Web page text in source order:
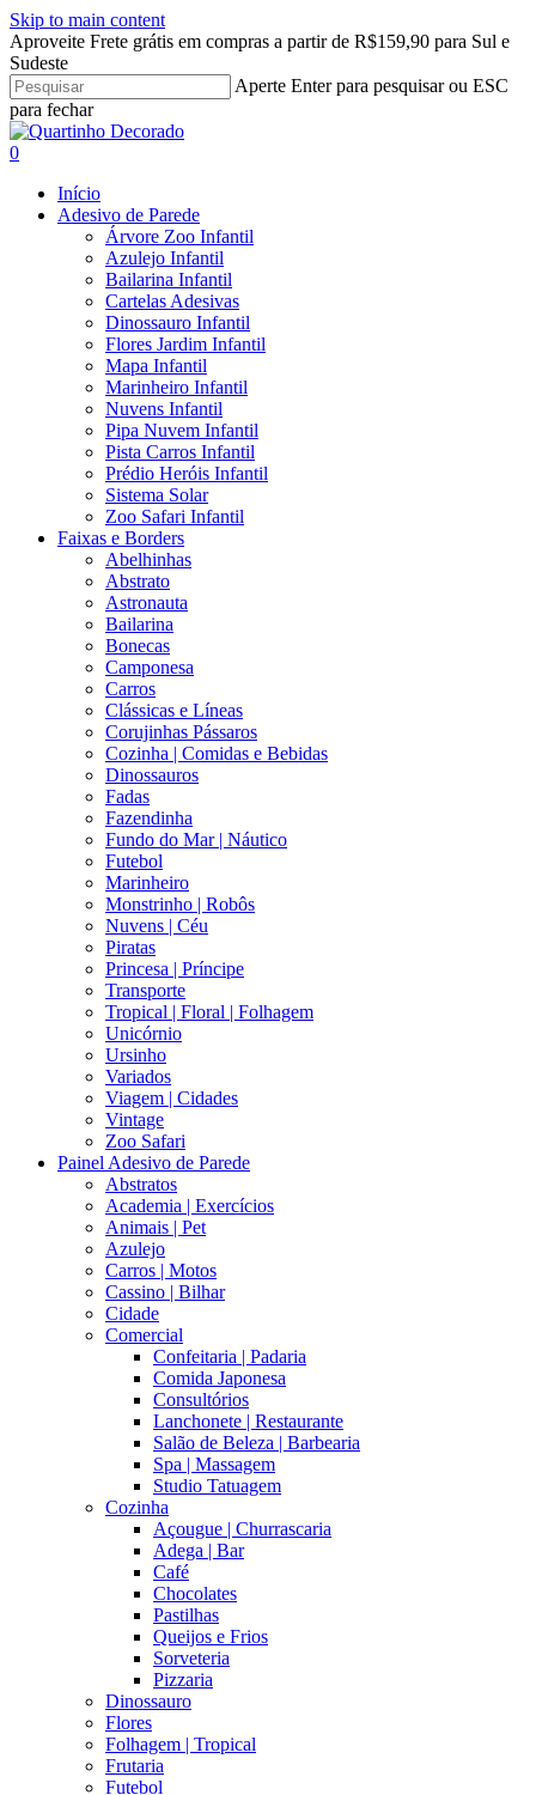
Skip to main content
Aproveite Frete grátis em compras a partir de R$159,90 para Sul e
Sudeste
Aperte Enter para pesquisar ou ESC
para fechar
Close
Search
search
account
0
Início
Adesivo de Parede
Árvore Zoo Infantil
Azulejo Infantil
Bailarina Infantil
Cartelas Adesivas
Dinossauro Infantil
Flores Jardim Infantil
Mapa Infantil
Marinheiro Infantil
Nuvens Infantil
Pipa Nuvem Infantil
Pista Carros Infantil
Prédio Heróis Infantil
Sistema Solar
Zoo Safari Infantil
Faixas e Borders
Abelhinhas
Abstrato
Astronauta
Bailarina
Bonecas
Camponesa
Carros
Clássicas e Líneas
Corujinhas Pássaros
Cozinha | Comidas e Bebidas
Dinossauros
Fadas
Fazendinha
Fundo do Mar | Náutico
Futebol
Marinheiro
Monstrinho | Robôs
Nuvens | Céu
Piratas
Princesa | Príncipe
Transporte
Tropical | Floral | Folhagem
Unicórnio
Ursinho
Variados
Viagem | Cidades
Vintage
Zoo Safari
Painel Adesivo de Parede
Abstratos
Academia | Exercícios
Animais | Pet
Azulejo
Carros | Motos
Cassino | Bilhar
Cidade
Comercial
Confeitaria | Padaria
Comida Japonesa
Consultórios
Lanchonete | Restaurante
Salão de Beleza | Barbearia
Spa | Massagem
Studio Tatuagem
Cozinha
Açougue | Churrascaria
Adega | Bar
Café
Chocolates
Pastilhas
Queijos e Frios
Sorveteria
Pizzaria
Dinossauro
Flores
Folhagem | Tropical
Frutaria
Futebol